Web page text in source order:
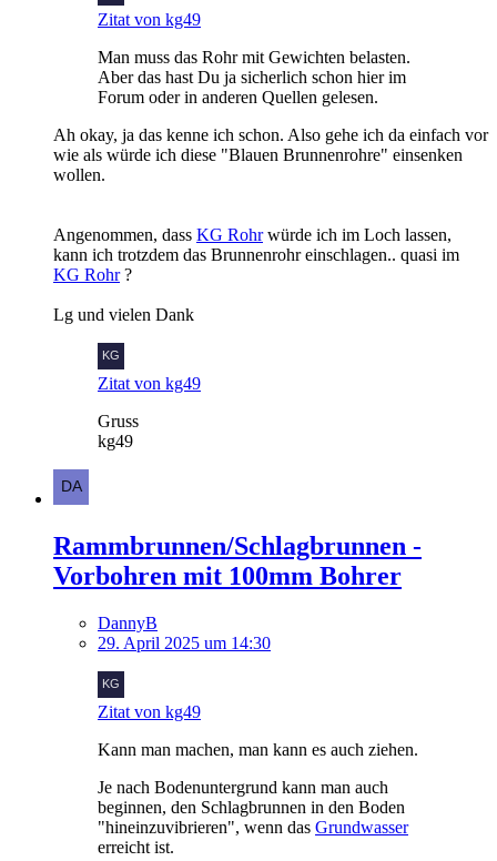
Zitat von kg49
Man muss das Rohr mit Gewichten belasten.
Aber das hast Du ja sicherlich schon hier im
Forum oder in anderen Quellen gelesen.
Ah okay, ja das kenne ich schon. Also gehe ich da einfach vor
wie als würde ich diese "Blauen Brunnenrohre" einsenken
wollen.
Angenommen, dass KG Rohrwürde ich im Loch lassen,
kann ich trotzdem das Brunnenrohr einschlagen.. quasi im
KG Rohr?
Lg und vielen Dank
Zitat von kg49
Gruss
kg49
Rammbrunnen/Schlagbrunnen -
Vorbohren mit 100mm Bohrer
DannyB
29. April 2025 um 14:30
Zitat von kg49
Kann man machen, man kann es auch ziehen.
Je nach Bodenuntergrund kann man auch
beginnen, den Schlagbrunnen in den Boden
"hineinzuvibrieren", wenn das Grundwasser
erreicht ist.